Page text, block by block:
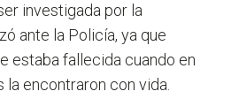
investigada por la
ante la Policía, ya que
estaba fallecida cuando en
encontraron con vida.